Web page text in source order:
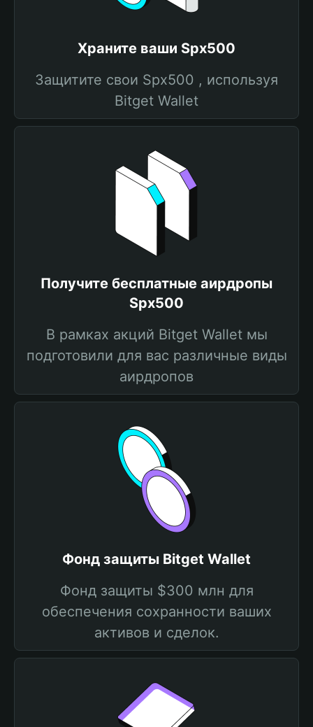
Храните ваши Spx500
Защитите свои Spx500 , используя
Bitget Wallet
Получите бесплатные аирдропы
Spx500
В рамках акций Bitget Wallet мы
подготовили для вас различные виды
аирдропов
Фонд защиты Bitget Wallet
Фонд защиты $300 млн для
обеспечения сохранности ваших
активов и сделок.